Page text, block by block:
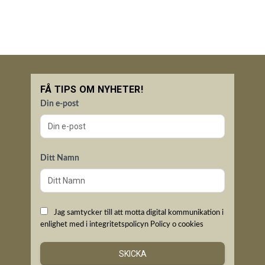
FÅ TIPS OM NYHETER!
Din e-post
Ditt Namn
Jag samtycker till att motta digital kommunikation i
enlighet med i integritetspolicyn Policy o cookies
SKICKA